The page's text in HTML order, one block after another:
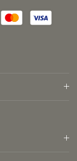
nostre ultime
per